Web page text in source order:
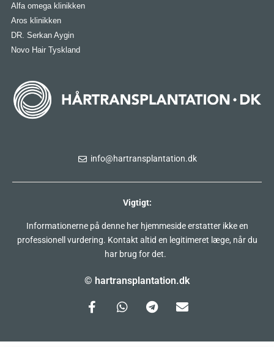
Alfa omega klinikken
Aros klinikken
DR. Serkan Aygin
Novo Hair Tyskland
info@hartransplantation.dk
Vigtigt:
Informationerne på denne her hjemmeside erstatter ikke en
professionell vurdering. Kontakt altid en legitimeret læge, når du
har brug for det.
© hartransplantation.dk